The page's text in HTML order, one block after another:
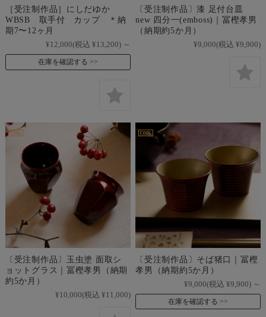
［受注制作品］にしだゆか
WBSB 取手付 カップ ＊納
期7〜12ヶ月
¥12,000(税込 ¥13,200) ～
在庫を確認する
〔受注制作品〕漆 足付台皿
new 四分一(emboss)｜冨樫孝男
（納期約5か月）
¥9,000(税込 ¥9,900)
〔受注制作品〕玉虫塗 面取シ
ョットグラス｜冨樫孝男（納期
約5か月）
¥10,000(税込 ¥11,000)
〔受注制作品〕そば猪口｜冨樫
孝男（納期約5か月）
¥9,000(税込 ¥9,900) ～
在庫を確認する